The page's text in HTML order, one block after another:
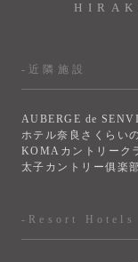
-近隣施設
AUBERGE de
ホテル奈良さくらい
KOMAカントリーク
太子カントリー俱楽
-Resort Hotels